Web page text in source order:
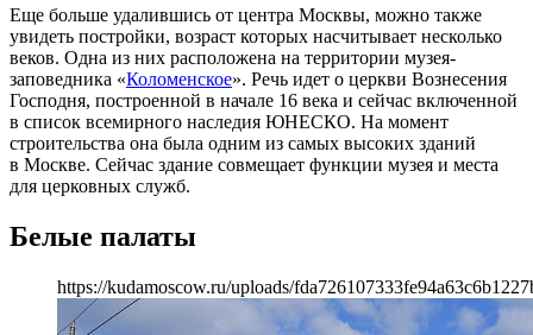
Еще больше удалившись от центра Москвы, можно также
увидеть постройки, возраст которых насчитывает несколько
веков. Одна из них расположена на территории музея-
заповедника «Коломенское». Речь идет о церкви Вознесения
Господня, построенной в начале 16 века и сейчас включенной
в список всемирного наследия ЮНЕСКО. На момент
строительства она была одним из самых высоких зданий
в Москве. Сейчас здание совмещает функции музея и места
для церковных служб.
Белые палаты
https://kudamoscow.ru/uploads/